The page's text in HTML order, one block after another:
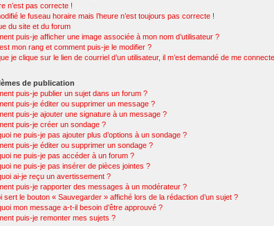
n’est pas correcte !
le fuseau horaire mais l’heure n’est toujours pas correcte !
du site et du forum
puis-je afficher une image associée à mon nom d’utilisateur ?
mon rang et comment puis-je le modifier ?
je clique sur le lien de courriel d’un utilisateur, il m’est demandé de me
de publication
puis-je publier un sujet dans un forum ?
puis-je éditer ou supprimer un message ?
puis-je ajouter une signature à un message ?
puis-je créer un sondage ?
ne puis-je pas ajouter plus d’options à un sondage ?
puis-je éditer ou supprimer un sondage ?
ne puis-je pas accéder à un forum ?
ne puis-je pas insérer de pièces jointes ?
ai-je reçu un avertissement ?
puis-je rapporter des messages à un modérateur ?
sert le bouton « Sauvegarder » affiché lors de la rédaction d’un sujet ?
mon message a-t-il besoin d’être approuvé ?
puis-je remonter mes sujets ?